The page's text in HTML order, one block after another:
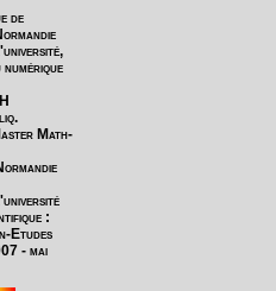
de
Math-
:
Etudes
- mai